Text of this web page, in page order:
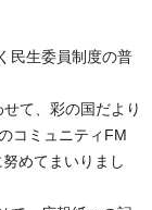
民生委員制度の普
て、彩の国だより
コミュニティFM
めてまいりまし